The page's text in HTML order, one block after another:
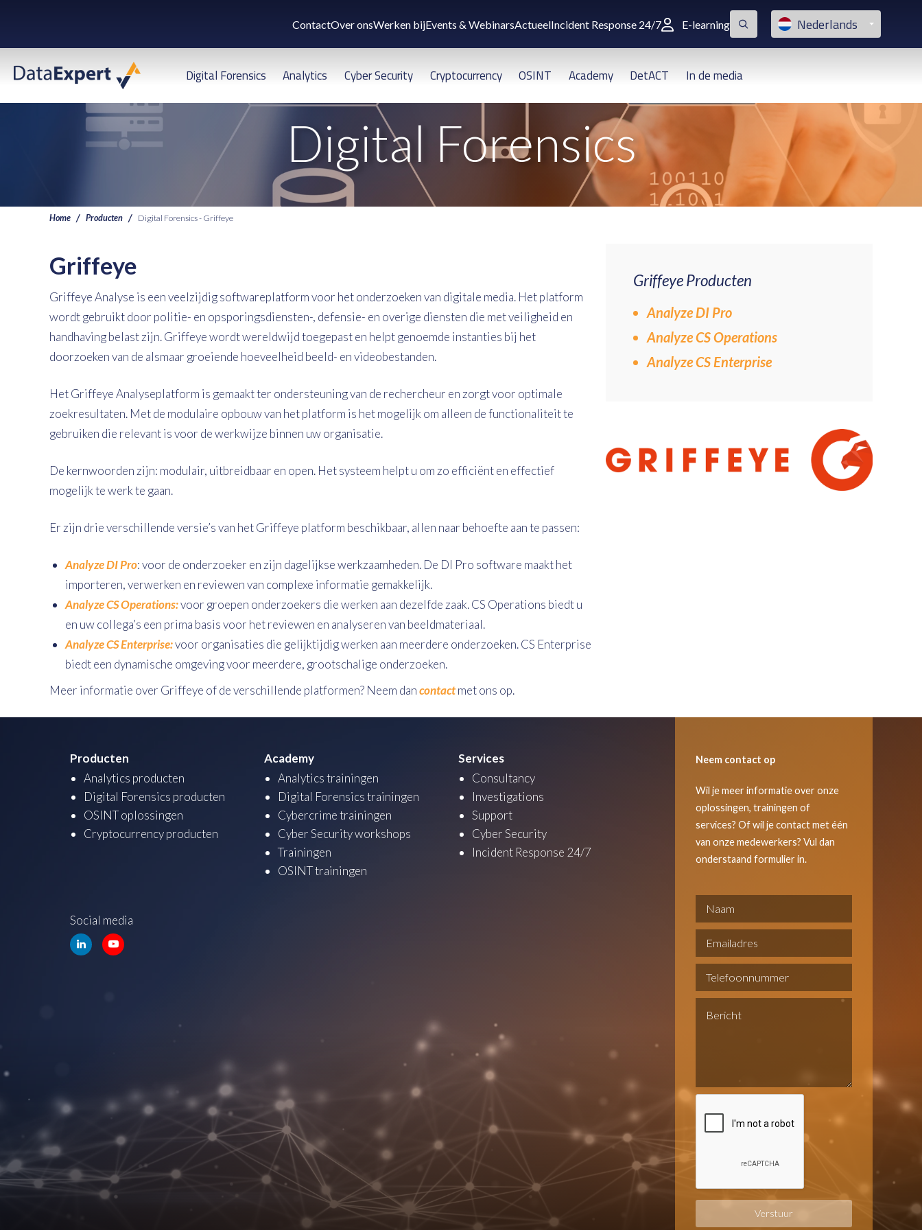
ContactOver onsWerken bijEvents & WebinarsActueelIncident Response 24/7 E-learning Nederlands
Digital Forensics Analytics Cyber Security Cryptocurrency OSINT Academy DetACT In de media
Digital Forensics
Home Producten Digital Forensics - Griffeye
Griffeye
Griffeye Analyse is een veelzijdig softwareplatform voor het onderzoeken van digitale media. Het platform
wordt gebruikt door politie- en opsporingsdiensten-, defensie- en overige diensten die met veiligheid en
handhaving belast zijn. Griffeye wordt wereldwijd toegepast en helpt genoemde instanties bij het
doorzoeken van de alsmaar groeiende hoeveelheid beeld- en videobestanden.
Het Griffeye Analyseplatform is gemaakt ter ondersteuning van de rechercheur en zorgt voor optimale
zoekresultaten. Met de modulaire opbouw van het platform is het mogelijk om alleen de functionaliteit te
gebruiken die relevant is voor de werkwijze binnen uw organisatie.
De kernwoorden zijn: modulair, uitbreidbaar en open. Het systeem helpt u om zo efficiënt en effectief
mogelijk te werk te gaan.
Er zijn drie verschillende versie’s van het Griffeye platform beschikbaar, allen naar behoefte aan te passen:
Analyze DI Pro: voor de onderzoeker en zijn dagelijkse werkzaamheden. De DI Pro software maakt het
importeren, verwerken en reviewen van complexe informatie gemakkelijk.
Analyze CS Operations:voor groepen onderzoekers die werken aan dezelfde zaak. CS Operations biedt u
en uw collega’s een prima basis voor het reviewen en analyseren van beeldmateriaal.
Analyze CS Enterprise:voor organisaties die gelijktijdig werken aan meerdere onderzoeken. CS Enterprise
biedt een dynamische omgeving voor meerdere, grootschalige onderzoeken.
Meer informatie over Griffeye of de verschillende platformen? Neem dancontactmet ons op.
Griffeye Producten
Analyze DI Pro
Analyze CS Operations
Analyze CS Enterprise
Producten
Analytics producten
Digital Forensics producten
OSINT oplossingen
Cryptocurrency producten
Academy
Analytics trainingen
Digital Forensics trainingen
Cybercrime trainingen
Cyber Security workshops
Trainingen
OSINT trainingen
Services
Consultancy
Investigations
Support
Cyber Security
Incident Response 24/7
Social media
Neem contact op
Wil je meer informatie over onze
oplossingen, trainingen of
services? Of wil je contact met één
van onze medewerkers? Vul dan
onderstaand formulier in.